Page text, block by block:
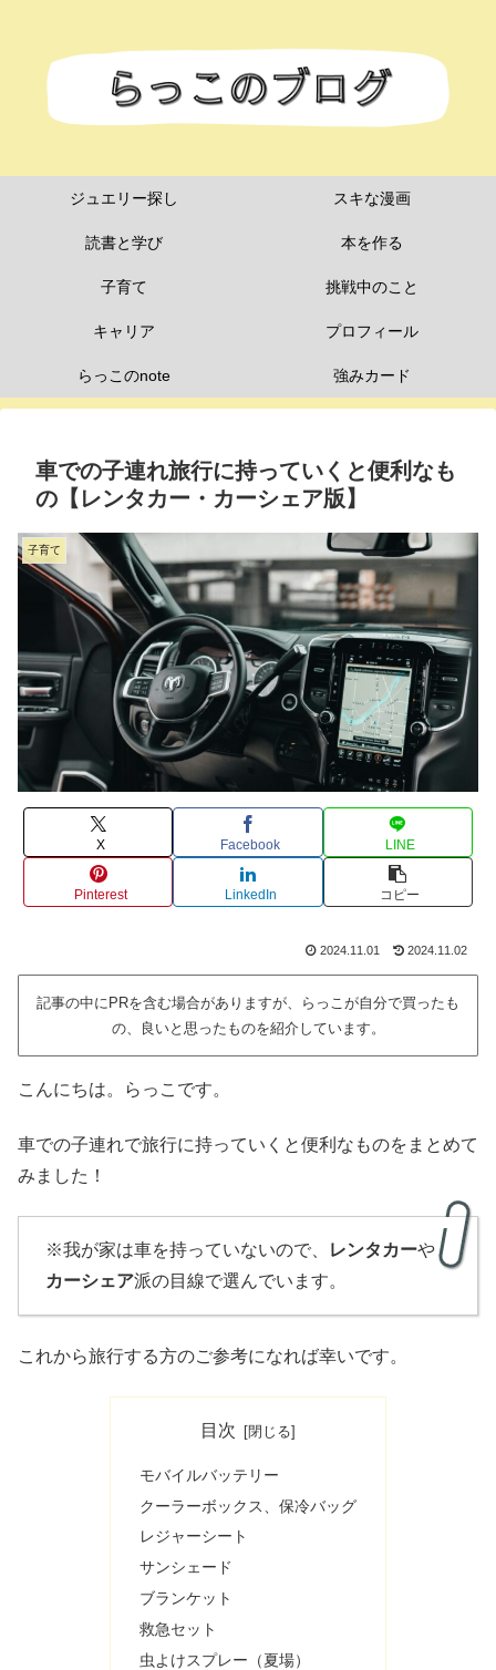
ジュエリー探し スキな漫画
読書と学び 本を作る
子育て 挑戦中のこと
キャリア プロフィール
らっこのnote 強みカード
車での子連れ旅行に持っていくと便利なも
の【レンタカー・カーシェア版】
子育て
X Facebook LINE
Pinterest LinkedIn コピー
2024.11.01 2024.11.02
記事の中にPRを含む場合がありますが、らっこが自分で買ったも
の、良いと思ったものを紹介しています。
こんにちは。らっこです。
車での子連れで旅行に持っていくと便利なものをまとめて
みました！
※我が家は車を持っていないので、 レンタカーや
カーシェア派の目線で選んでいます。
これから旅行する方のご参考になれば幸いです。
目次
モバイルバッテリー
クーラーボックス、保冷バッグ
レジャーシート
サンシェード
ブランケット
救急セット
虫よけスプレー（夏場）